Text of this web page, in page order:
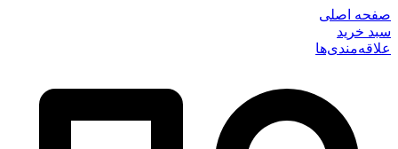
صفحه اصلی
سبد خرید
علاقه‌مندی‌ها